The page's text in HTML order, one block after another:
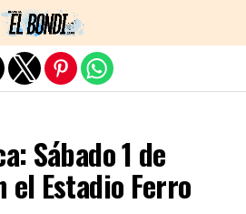
Sábado 1 de
el Estadio Ferro
mobile version